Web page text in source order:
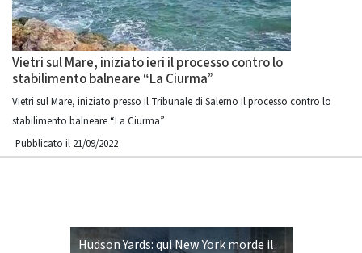
Vietri sul Mare, iniziato ieri il processo contro lo
stabilimento balneare “La Ciurma”
Vietri sul Mare, iniziato presso il Tribunale di Salerno il processo contro lo
stabilimento balneare “La Ciurma”
Pubblicato il 21/09/2022
Hudson Yards: qui New York morde il